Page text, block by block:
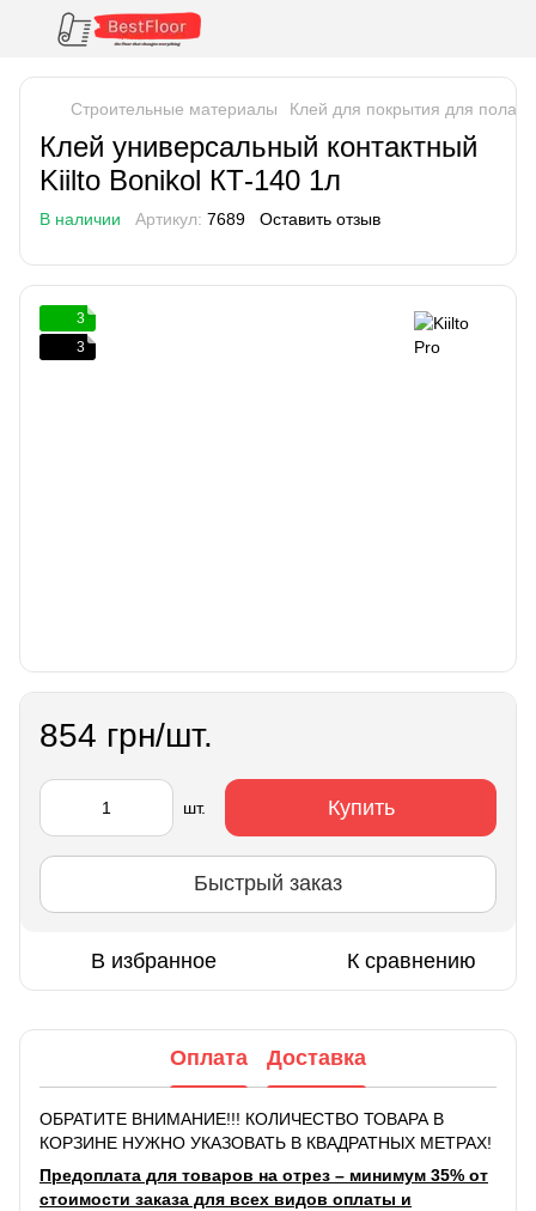
Строительные материалы Клей для покрытия для пола
Клей универсальный контактный
Kiilto Bonikol КТ-140 1л
В наличии Артикул: 7689 Оставить отзыв
3
3
854 грн/шт.
шт. Купить
Быстрый заказ
В избранное К сравнению
Оплата Доставка
ОБРАТИТЕ ВНИМАНИЕ!!! КОЛИЧЕСТВО ТОВАРА В
КОРЗИНЕ НУЖНО УКАЗОВАТЬ В КВАДРАТНЫХ МЕТРАХ!
Предоплата для товаров на отрез – минимум 35% от
стоимости заказа для всех видов оплаты и